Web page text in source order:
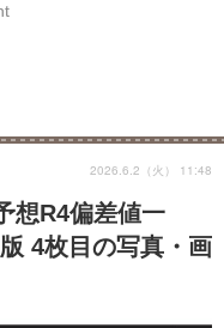
会
想R4偏差値一
4枚目の写真・画
2026.6.2（火） 11:48